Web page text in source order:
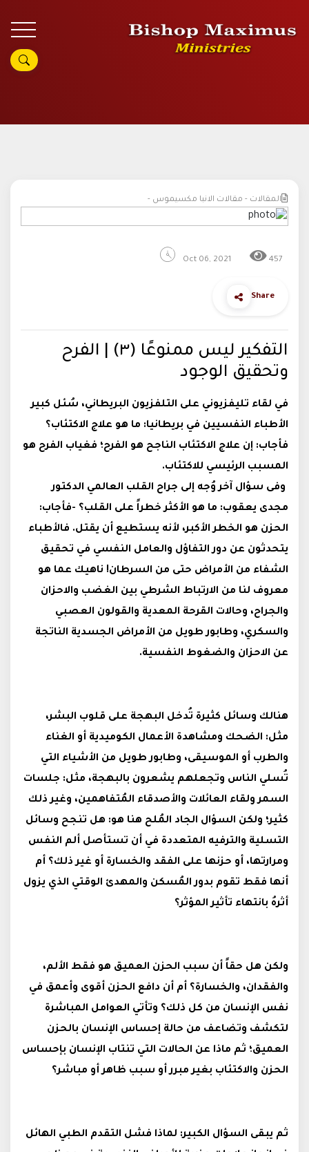
المقالات - مقالات الانبا مكسيموس -
Oct 06, 2021 457
Share
التفكير ليس ممنوعًا (٣) | الفرح
وتحقيق الوجود
في لقاء تليفزيوني على التلفزيون البريطاني، سُئل كبير
الأطباء النفسيين في بريطانيا: ما هو علاج الاكتئاب؟
فأجاب: إن علاج الاكتئاب الناجح هو الفرح؛ فغياب الفرح هو
المسبب الرئيسي للاكتئاب.
وفى سؤال آخر وُجه إلى جراح القلب العالمي الدكتور
مجدى يعقوب: ما هو الأكثر خطراً على القلب؟ -فأجاب:
الحزن هو الخطر الأكبر، لأنه يستطيع أن يقتل. فالأطباء
يتحدثون عن دور التفاؤل والعامل النفسي في تحقيق
الشفاء من الأمراض حتى من السرطان! ناهيك عما هو
معروف لنا من الارتباط الشرطي بين الغضب والاحزان
والجراح، وحالات القرحة المعدية والقولون العصبي
والسكري، وطابور طويل من الأمراض الجسدية الناتجة
عن الاحزان والضغوط النفسية.
هنالك وسائل كثيرة تُدخل البهجة على قلوب البشر،
مثل: الضحك ومشاهدة الأعمال الكوميدية أو الغناء
والطرب أو الموسيقى، وطابور طويل من الأشياء التي
تُسلي الناس وتجعلهم يشعرون بالبهجة، مثل: جلسات
السمر ولقاء العائلات والأصدقاء المُتفاهمين، وغير ذلك
كثير؛ ولكن السؤال الجاد المُلح هنا هو: هل تنجح وسائل
التسلية والترفيه المتعددة في أن تستأصل ألم النفس
ومرارتها، أو حزنها على الفقد والخسارة أو غير ذلك؟ أم
أنها فقط تقوم بدور المُسكن والمهدئ الوقتي الذي يزول
أثرهُ بانتهاء تأثير المؤثر؟
ولكن هل حقاً أن سبب الحزن العميق هو فقط الألم،
والفقدان، والخسارة؟ أم أن دافع الحزن أقوى وأعمق في
نفس الإنسان من كل ذلك؟ وتأتي العوامل المباشرة
لتكشف وتضاعف من حالة إحساس الإنسان بالحزن
العميق؛ ثم ماذا عن الحالات التي تنتاب الإنسان بإحساس
الحزن والاكتئاب بغير مبرر أو سبب ظاهر أو مباشر؟
ثم يبقى السؤال الكبير: لماذا فشل التقدم الطبي الهائل